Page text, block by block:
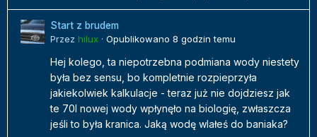
Start z brudem
Przez hilux · Opublikowano 8 godzin temu
Hej kolego, ta niepotrzebna podmiana wody niestety
była bez sensu, bo kompletnie rozpieprzyła
jakiekolwiek kalkulacje - teraz już nie dojdziesz jak
te 70l nowej wody wpłynęło na biologię, zwłaszcza
jeśli to była kranica. Jaką wodę wlałeś do baniaka?